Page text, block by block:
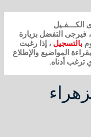
الكـــفـيل
فيرجى التفضل بزيارة
بالتسجيل ، إذا رغبت
المواضيع والإطلاع
ترغب أدناه.